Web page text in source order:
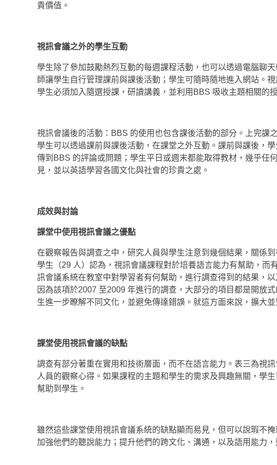
貴價值。
視訊會議之外的學生互動
學生除了參加鼓勵熱烈互動的每週課程活動，也可以透過電腦聊
師讓學生自行管理課前與課後活動；學生可隨時隨地進入網站。
學生必須加入隨選授課，研讀講義，並利用BBS 吸收主題相關的
視訊會議後的活動：BBS 的使用也包含課後活動的部分。上完課
學生可以透過課前與課後活動，在課堂之外互動。課前與課後，
傳到BBS 的評論或問題；學生平日或週末都能取得教材，幾乎任
見，並以英語學習各國文化與社會的珍貴之處。
成效與討論
課堂中使用視訊會議之優點
在觀察報告與調查之中，研究人員與學生注意到幾個結果，關係
學生（29 人）認為，視訊會議課程對於培養語言能力有幫助，而
訊會議系統在教室中對學習者有何幫助，進行調查得到的結果，
因為該項於2007 至2009 年進行的調查，大部分的項目都是開放
生進一步瞭解不同文化，並避免傳達錯誤。就這方面來說，擴大
課堂使用視訊會議的缺點
調查有部分著重在實用和技術層面，而不在語言能力。表三為視
人員的觀察心得。如果課程的主題和學生的需求及興趣無關，學
幫助到學生。
雖然這些課堂使用視訊會議系統的缺點顯而易見，但可以說瑕不
加強他們的聽說能力；提升他們的跨文化、溝通，以及語用能力